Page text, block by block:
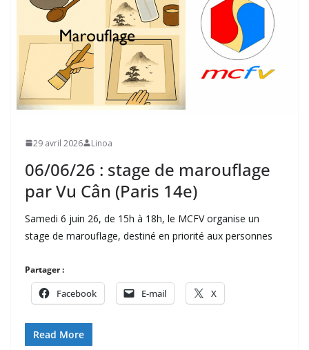
29 avril 2026 Linoa
06/06/26 : stage de marouflage
par Vu Cân (Paris 14e)
Samedi 6 juin 26, de 15h à 18h, le MCFV organise un
stage de marouflage, destiné en priorité aux personnes
Partager :
Facebook E-mail X
Read More